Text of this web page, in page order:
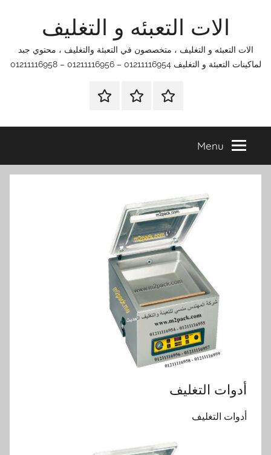
الات التعبئه و التغليف
الات التعبئه و التغليف ، متخصصون في التعبئة والتغليف ، محتوي جبد
لماكينات التعبئة و التغليف 01211116954 – 01211116956 – 01211116958
الرئيسيةاتصل
اتـصـل
في
التي
Menu
أدوات التغليف
أدوات التغليف